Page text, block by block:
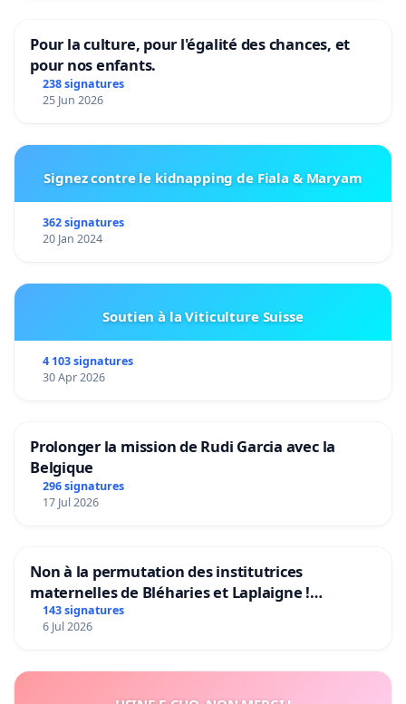
Pour la culture, pour l'égalité des chances, et
pour nos enfants.
238 signatures
25 Jun 2026
Signez contre le kidnapping de Fiala & Maryam
362 signatures
20 Jan 2024
Soutien à la Viticulture Suisse
4 103 signatures
30 Apr 2026
Prolonger la mission de Rudi Garcia avec la
Belgique
296 signatures
17 Jul 2026
Non à la permutation des institutrices
maternelles de Bléharies et Laplaigne !
Préservons la stabilité de nos enfants.
143 signatures
6 Jul 2026